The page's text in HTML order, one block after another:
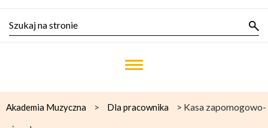
Akademia Muzyczna > Dla pracownika > Kasa zapomogowo-